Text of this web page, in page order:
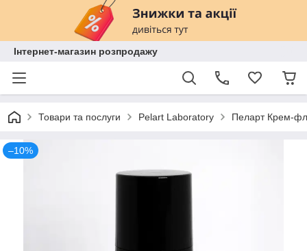
Інтернет-магазин розпродажу
Товари та послуги Pelart Laboratory Пеларт Крем-
–10%